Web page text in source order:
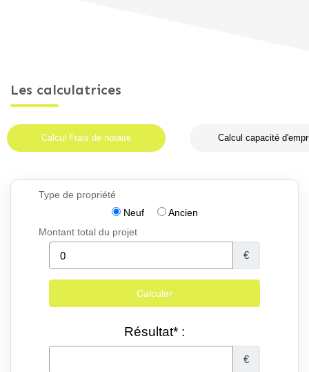
Les calculatrices
Calcul Frais de notaire Calcul capacité